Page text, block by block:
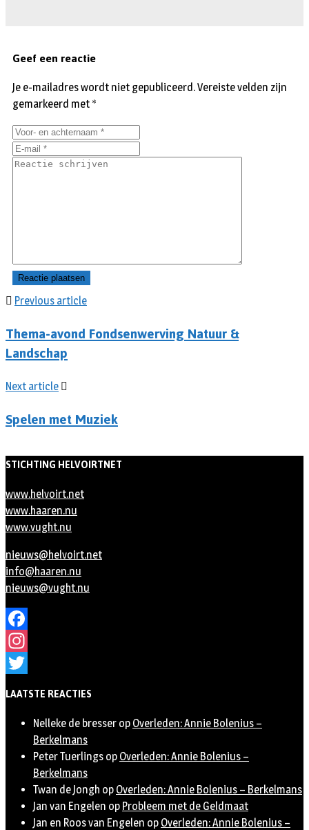
Previous article
Thema-avond Fondsenwerving Natuur &
Landschap
Next article
Spelen met Muziek
Geef een reactie
Je e-mailadres wordt niet gepubliceerd.Vereiste velden zijn
gemarkeerd met *
STICHTING HELVOIRTNET
www.helvoirt.net
www.haaren.nu
www.vught.nu
nieuws@helvoirt.net
info@haaren.nu
nieuws@vught.nu
Facebook
Instagram
LAATSTE REACTIES
Nelleke de bresser op Overleden: Annie Bolenius –
Berkelmans
Peter Tuerlings op Overleden: Annie Bolenius –
Berkelmans
Twan de Jongh op Overleden: Annie Bolenius – Berkelmans
Jan van Engelen op Probleem met de Geldmaat
Jan en Roos van Engelen op Overleden: Annie Bolenius –